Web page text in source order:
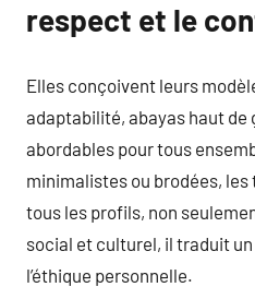
respect et le
Elles conçoivent leurs
adaptabilité, abayas haut
abordables pour tous
minimalistes ou brodées,
tous les profils, non
social et culturel, il traduit
l’éthique personnelle.